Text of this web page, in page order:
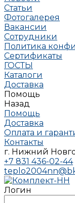
Статьи
Фотогалерея
Вакансии
Сотрудники
Политика
Сертификаты
ГОСТЫ
Каталоги
Доставка
Помощь
Назад
Помощь
Доставка
Оплата и
Контакты
г. Нижний
+7 831 436-02-44
Логин